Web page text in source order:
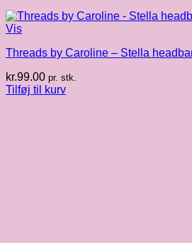
Vis
Threads by Caroline – Stella
kr.99.00 pr. stk.
Tilføj til kurv